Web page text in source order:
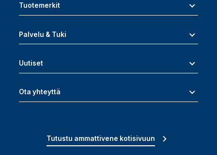
Tuotemerkit
Palvelu & Tuki
Uutiset
Ota yhteyttä
Tutustu ammattivene kotisivuun